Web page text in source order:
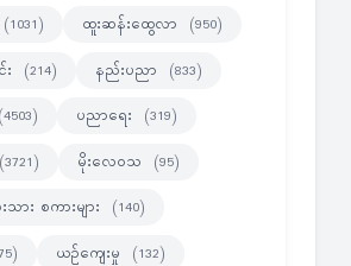
(1031) ထူးဆန်းထွေလာ (950)
(214) နည်းပညာ (833)
(4503) ပညာရေး (319)
(3721) မိုးလေဝသ (95)
း စကားများ (140)
ယဉ်ကျေးမှု (132)